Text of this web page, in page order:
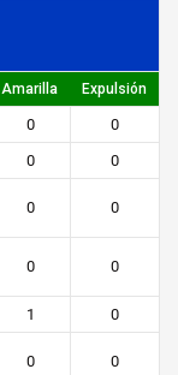
Amarilla Expulsión
0
0
0
0
0 0
0 0
1
0
0 0